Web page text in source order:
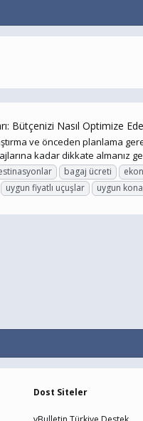
Bütçenizi Nasıl Optimize
ve önceden planlama
kadar dikkate almanız
bagaj ücreti
uygun fiyatlı uçuşlar uygun
Dost Siteler